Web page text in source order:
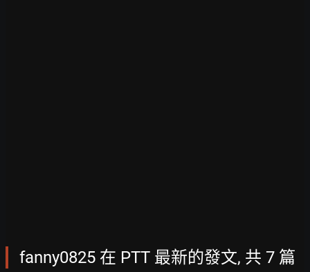
fanny0825 在 PTT 最新的發文, 共 7 篇